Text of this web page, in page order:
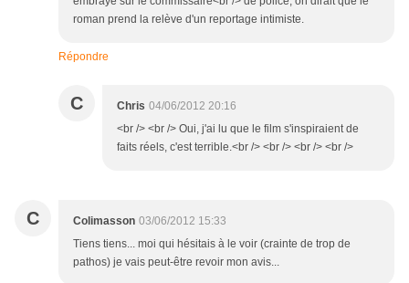
roman prend la relève d'un reportage intimiste.
Répondre
C Chris 04/06/2012 20:16
<br /> <br /> Oui, j'ai lu que le film s'inspiraient de
faits réels, c'est terrible.<br /> <br /> <br /> <br />
C Colimasson 03/06/2012 15:33
Tiens tiens... moi qui hésitais à le voir (crainte de trop de
pathos) je vais peut-être revoir mon avis...